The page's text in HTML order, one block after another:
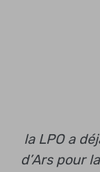
la LPO a
d’Ars pour